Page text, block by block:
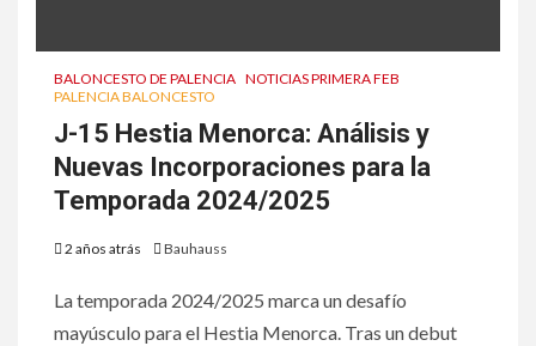
BALONCESTO DE PALENCIA NOTICIAS PRIMERA FEB
PALENCIA BALONCESTO
J-15 Hestia Menorca: Análisis y
Nuevas Incorporaciones para la
Temporada 2024/2025
2 años atrás Bauhauss
La temporada 2024/2025 marca un desafío
mayúsculo para el Hestia Menorca. Tras un debut